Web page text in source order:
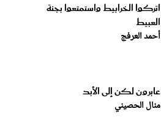
اتركوا الخرابيط واستمتعوا بجنة
العبيط
أحمد العرفج
عابرون لكن إلى الأبد
منال الحصيني